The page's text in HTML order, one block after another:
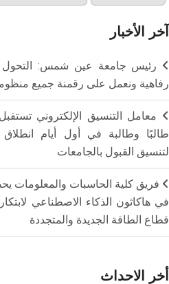
آخر الأخبار
رئيس جامعة عين شمس: التحول
رفاهية ونعمل على رقمنة جميع
طالبًا وطالبة في أول أيام انطلاق
لتنسيق القبول بالجامعات
فريق كلية الحاسبات والمعلومات
في هاكاثون الذكاء الاصطناعي
قطاع الطاقة الجديدة والمتجددة
أخر الاحداث